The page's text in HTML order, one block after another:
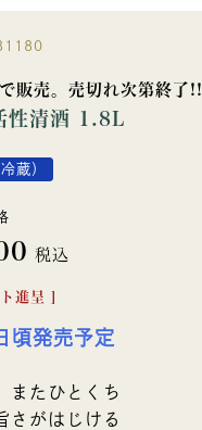
販売。売切れ次第終了!!
性清酒 1.8L
蔵）
税込
進呈 ]
頃発売予定
またひとくち
さがはじける